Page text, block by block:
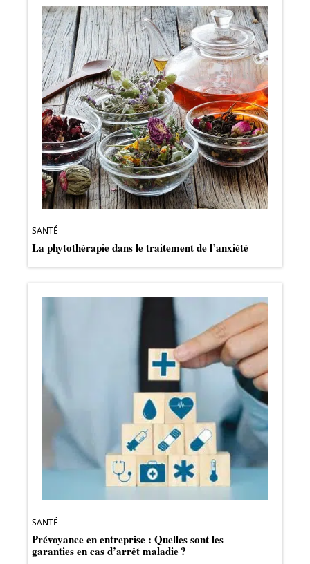
SANTÉ
La phytothérapie dans le traitement de l’anxiété
SANTÉ
Prévoyance en entreprise : Quelles sont les
garanties en cas d’arrêt maladie ?